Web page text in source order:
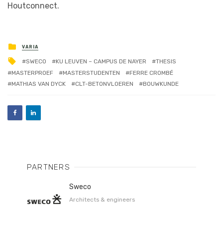
Houtconnect.
VARIA
SWECO KU LEUVEN – CAMPUS DE NAYER
THESIS
MASTERPROEF
MASTERSTUDENTEN
FERRE CROMBÉ
MATHIAS VAN DYCK
CLT-BETONVLOEREN BOUWKUNDE
PARTNERS
Sweco
Architects & engineers